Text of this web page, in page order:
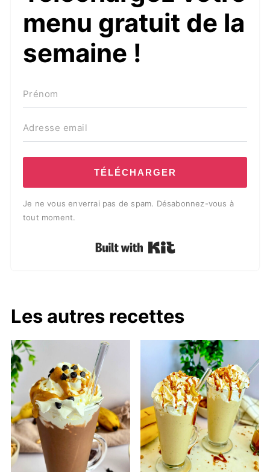
menu gratuit de la
semaine !
TÉLÉCHARGER
Je ne vous enverrai pas de spam. Désabonnez-vous à
tout moment.
Built with Kit
Les autres recettes